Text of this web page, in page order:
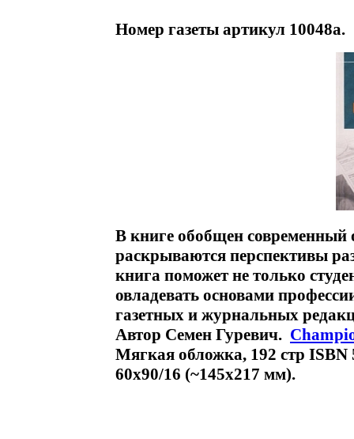
Номер газеты артикул 10048a.
В книге обобщен современный
раскрываются перспективы
книга поможет не только
овладевать основами
газетных и журнальных
Автор Семен Гуревич.
Мягкая обложка, 192 стр
60x90/16 (~145х217 мм).